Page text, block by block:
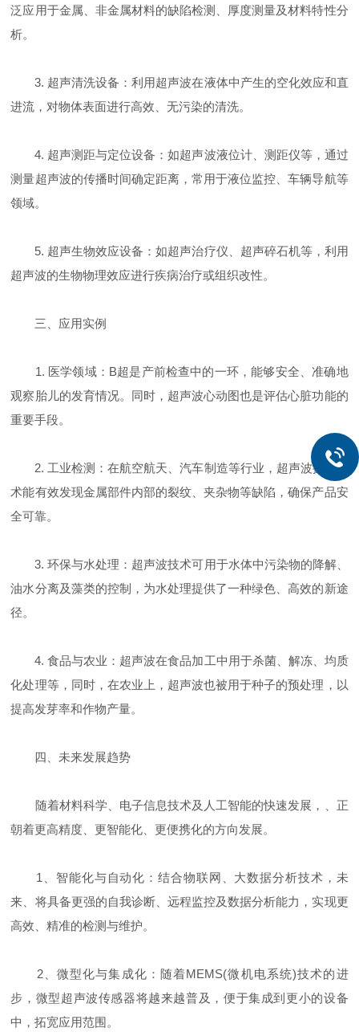
泛应用于金属、非金属材料的缺陷检测、厚度测量及材料特性分
析。
3. 超声清洗设备：利用超声波在液体中产生的空化效应和直
进流，对物体表面进行高效、无污染的清洗。
4. 超声测距与定位设备：如超声波液位计、测距仪等，通过
测量超声波的传播时间确定距离，常用于液位监控、车辆导航等
领域。
5. 超声生物效应设备：如超声治疗仪、超声碎石机等，利用
超声波的生物物理效应进行疾病治疗或组织改性。
三、应用实例
1. 医学领域：B超是产前检查中的一环，能够安全、准确地
观察胎儿的发育情况。同时，超声波心动图也是评估心脏功能的
重要手段。
2. 工业检测：在航空航天、汽车制造等行业，超声波探伤技
术能有效发现金属部件内部的裂纹、夹杂物等缺陷，确保产品安
全可靠。
3. 环保与水处理：超声波技术可用于水体中污染物的降解、
油水分离及藻类的控制，为水处理提供了一种绿色、高效的新途
径。
4. 食品与农业：超声波在食品加工中用于杀菌、解冻、均质
化处理等，同时，在农业上，超声波也被用于种子的预处理，以
提高发芽率和作物产量。
四、未来发展趋势
随着材料科学、电子信息技术及人工智能的快速发展，、正
朝着更高精度、更智能化、更便携化的方向发展。
1、智能化与自动化：结合物联网、大数据分析技术，未
来、将具备更强的自我诊断、远程监控及数据分析能力，实现更
高效、精准的检测与维护。
2、微型化与集成化：随着MEMS(微机电系统)技术的进
步，微型超声波传感器将越来越普及，便于集成到更小的设备
中，拓宽应用范围。